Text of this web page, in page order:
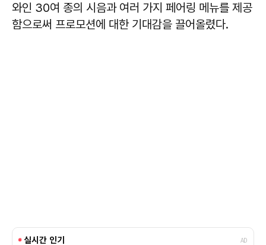
와인 30여 종의 시음과 여러 가지 페어링 메뉴를 제공
함으로써 프로모션에 대한 기대감을 끌어올렸다.